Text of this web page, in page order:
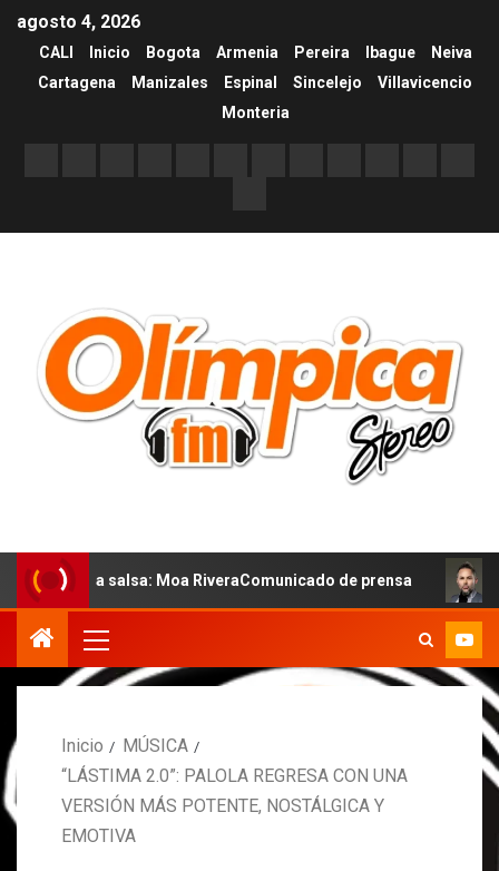
agosto 4, 2026
CALI Inicio Bogota Armenia Pereira Ibague
Neiva
Cartagena
Manizales Espinal Sincelejo
Villavicencio
Monteria
salsa: Moa RiveraComunicado de prensa MARCOS
Inicio
MÚSICA
“LÁSTIMA 2.0”: PALOLA REGRESA CON UNA
VERSIÓN MÁS POTENTE, NOSTÁLGICA Y
EMOTIVA